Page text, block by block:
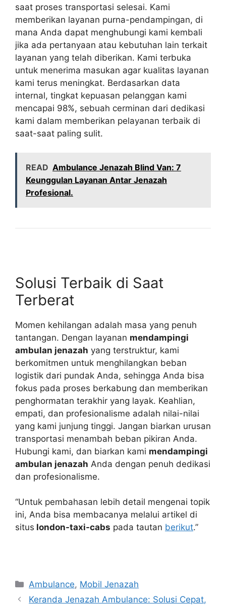
saat proses transportasi selesai. Kami
memberikan layanan purna-pendampingan, di
mana Anda dapat menghubungi kami kembali
jika ada pertanyaan atau kebutuhan lain terkait
layanan yang telah diberikan. Kami terbuka
untuk menerima masukan agar kualitas layanan
kami terus meningkat. Berdasarkan data
internal, tingkat kepuasan pelanggan kami
mencapai 98%, sebuah cerminan dari dedikasi
kami dalam memberikan pelayanan terbaik di
saat-saat paling sulit.
READ Ambulance Jenazah Blind Van: 7
Keunggulan Layanan Antar Jenazah
Profesional.
Solusi Terbaik di Saat
Terberat
Momen kehilangan adalah masa yang penuh
tantangan. Dengan layanan mendampingi
ambulan jenazah yang terstruktur, kami
berkomitmen untuk menghilangkan beban
logistik dari pundak Anda, sehingga Anda bisa
fokus pada proses berkabung dan memberikan
penghormatan terakhir yang layak. Keahlian,
empati, dan profesionalisme adalah nilai-nilai
yang kami junjung tinggi. Jangan biarkan urusan
transportasi menambah beban pikiran Anda.
Hubungi kami, dan biarkan kami mendampingi
ambulan jenazah Anda dengan penuh dedikasi
dan profesionalisme.
“Untuk pembahasan lebih detail mengenai topik
ini, Anda bisa membacanya melalui artikel di
situs london-taxi-cabs pada tautan berikut.”
Kategori
Ambulance, Mobil Jenazah
Keranda Jenazah Ambulance: Solusi Cepat,